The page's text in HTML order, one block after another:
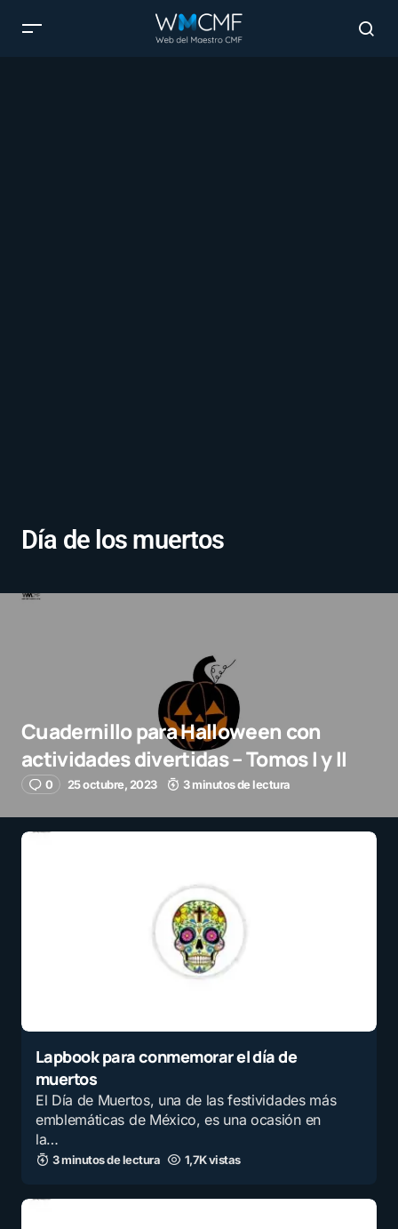
Día de los muertos
Cuadernillo para Halloween con
actividades divertidas – Tomos I y II
0 25 octubre, 2023 3 minutos de lectura
Lapbook para conmemorar el día de
muertos
El Día de Muertos, una de las festividades más
emblemáticas de México, es una ocasión en
la…
3 minutos de lectura 1,7K vistas